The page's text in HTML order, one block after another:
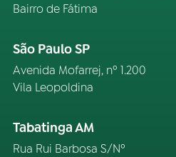
Bairro de Fátima
São Paulo SP
Avenida Mofarrej, nº 1.200
Vila Leopoldina
Tabatinga AM
Rua Rui Barbosa S/Nº